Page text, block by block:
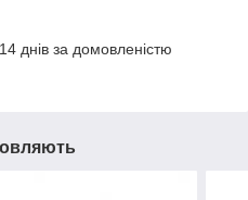
днів за домовленістю